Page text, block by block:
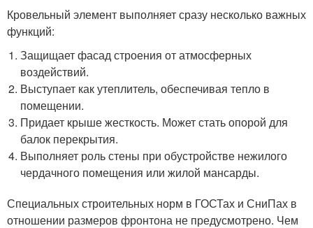
Кровельный элемент выполняет сразу несколько важных
функций:
Защищает фасад строения от атмосферных
воздействий.
Выступает как утеплитель, обеспечивая тепло в
помещении.
Придает крыше жесткость. Может стать опорой для
балок перекрытия.
Выполняет роль стены при обустройстве нежилого
чердачного помещения или жилой мансарды.
Специальных строительных норм в ГОСТах и СниПах в
отношении размеров фронтона не предусмотрено. Чем